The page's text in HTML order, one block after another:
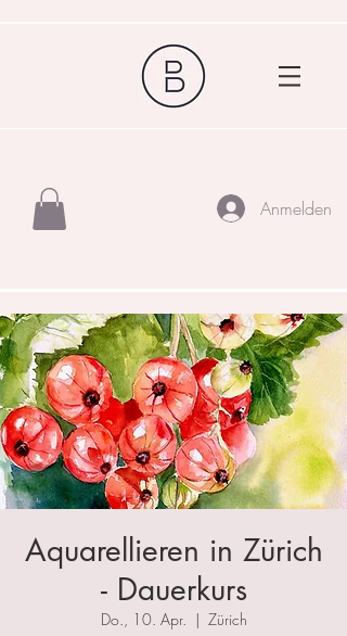
Anmelden
Aquarellieren in Zürich
- Dauerkurs
Do., 10. Apr.
  |
Zürich